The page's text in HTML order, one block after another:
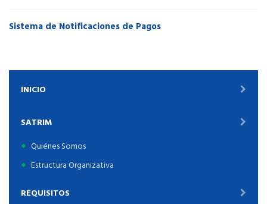
Sistema de Notificaciones de Pagos
INICIO
SATRIM
Quiénes Somos
Estructura Organizativa
REQUISITOS